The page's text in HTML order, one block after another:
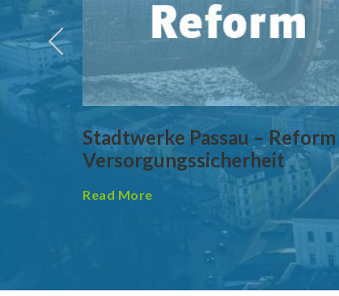
Stadtwerke Passau –
Versorgungssicherheit
Read More